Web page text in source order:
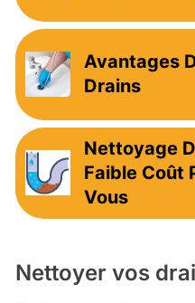
Avantages
Drains
Nettoyage
Faible Coût
Vous
Nettoyer vos